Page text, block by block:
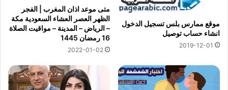
موقع ممارس بلس تسجيل الدخول
انشاء حساب توصيل
2019-12-01
متى موعد اذان المغرب | الفجر
الظهر العصر العشاء السعودية مكة
– الرياض – المدينة – مواقيت الصلاة
16 رمضان 1445
2022-01-02